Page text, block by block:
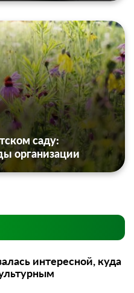
саду:
организации
интересной, куда